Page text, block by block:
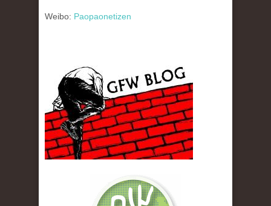
Weibo: Paopaonetizen
gfw_blog_small.jpg